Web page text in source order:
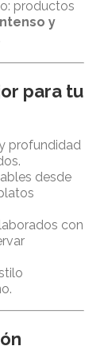
productos
y
para tu
profundidad
desde
con